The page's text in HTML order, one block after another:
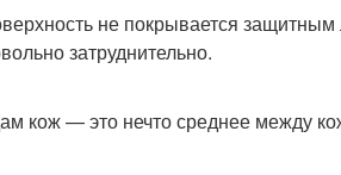
не покрывается
затруднительно.
кож — это нечто среднее между